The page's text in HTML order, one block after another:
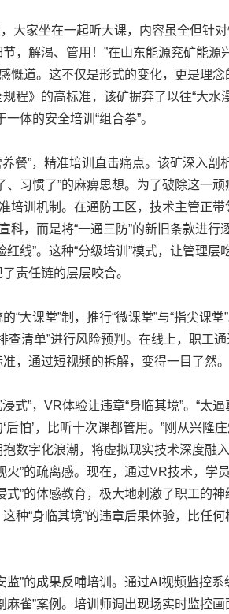
家坐在一起听大课，内容虽全但针对
，解渴、管用！”在山东能源兖矿能
慨道。这不仅是形式的变化，更是理
程》的高标准，该矿摒弃了以往“大水
体的安全培训“组合拳”。
餐”，精准培训直击痛点。该矿深入剖
、习惯了”的麻痹思想。为了破除这一
培训机制。在通防工区，技术主管正
科，而是将“一通三防”的新旧条款进
红线”。这种“分级培训”模式，让管理
责任链的层层咬合。
课堂”制，推行“微课堂”与“指尖课堂
查清单”进行风险预判。在线上，职工
，通过短视频的拆解，变得一目了然。
”，VR体验让违章“身临其境”。“太
后怕’，比听十次课都管用。”刚从兴隆
数字化浪潮，将虚拟现实技术深度融
火”的疏离感。现在，通过VR技术，学
式”的体感教育，极大地刺激了职工的
种“身临其境”的违章后果体验，比任
的成果反哺培训。通过AI视频监控系
麻雀”案例。培训师调出现场实时监控